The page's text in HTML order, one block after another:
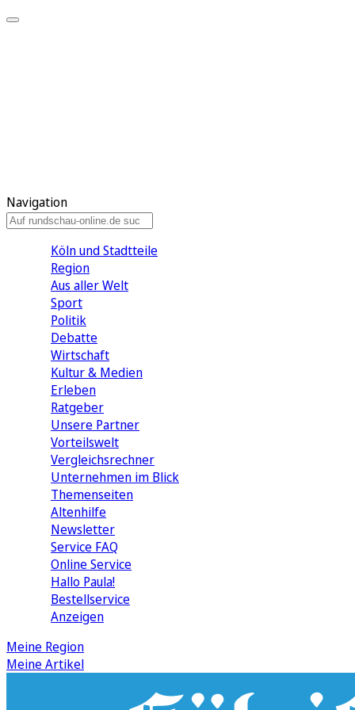
Navigation
Köln und Stadtteile
Region
Aus aller Welt
Sport
Politik
Debatte
Wirtschaft
Kultur & Medien
Erleben
Ratgeber
Unsere Partner
Vorteilswelt
Vergleichsrechner
Unternehmen im Blick
Themenseiten
Altenhilfe
Newsletter
Service FAQ
Online Service
Hallo Paula!
Bestellservice
Anzeigen
Meine Region
Meine Artikel